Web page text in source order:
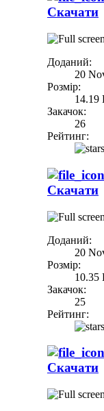
Скачати
Доданий:
20
Розмір:
14.19
Закачок:
26
Рейтинг:
Скачати
Доданий:
20
Розмір:
10.35
Закачок:
25
Рейтинг:
Скачати